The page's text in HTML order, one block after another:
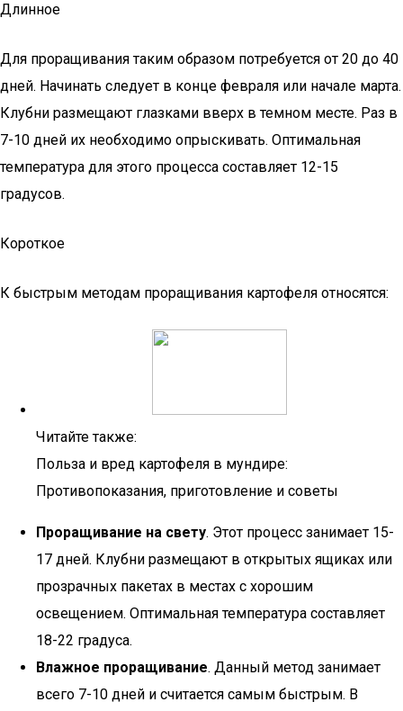
Длинное
Для проращивания таким образом потребуется от 20 до 40
дней. Начинать следует в конце февраля или начале марта.
Клубни размещают глазками вверх в темном месте. Раз в
7-10 дней их необходимо опрыскивать. Оптимальная
температура для этого процесса составляет 12-15
градусов.
Короткое
К быстрым методам проращивания картофеля относятся:
Читайте также:
Польза и вред картофеля в мундире:
Противопоказания, приготовление и советы
Проращивание на свету. Этот процесс занимает 15-
17 дней. Клубни размещают в открытых ящиках или
прозрачных пакетах в местах с хорошим
освещением. Оптимальная температура составляет
18-22 градуса.
Влажное проращивание. Данный метод занимает
всего 7-10 дней и считается самым быстрым. В